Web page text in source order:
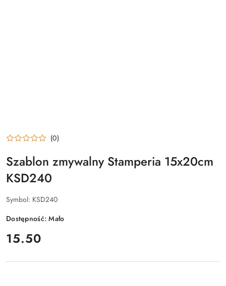
(0)
Szablon zmywalny Stamperia 15x20cm
KSD240
Symbol: KSD240
Dostępność:Mało
cena:
15.50